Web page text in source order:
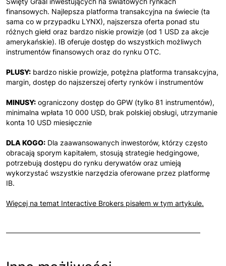
finansowych. Najlepsza platforma transakcyjna na świecie (ta
sama co w przypadku LYNX), najszersza oferta ponad stu
różnych giełd oraz bardzo niskie prowizje (od 1 USD za akcje
amerykańskie). IB oferuje dostęp do wszystkich możliwych
instrumentów finansowych oraz do rynku OTC.
PLUSY: bardzo niskie prowizje, potężna platforma transakcyjna,
margin, dostęp do najszerszej oferty rynków i instrumentów
MINUSY: ograniczony dostęp do GPW (tylko 81 instrumentów),
minimalna wpłata 10 000 USD, brak polskiej obsługi, utrzymanie
konta 10 USD miesięcznie
DLA KOGO: Dla zaawansowanych inwestorów, którzy często
obracają sporym kapitałem, stosują strategie hedgingowe,
potrzebują dostępu do rynku derywatów oraz umieją
wykorzystać wszystkie narzędzia oferowane przez platformę
IB.
Więcej na temat Interactive Brokers pisałem w tym artykule.